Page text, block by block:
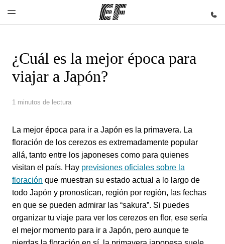
Inicio
Bienvenido
Programas
Ver todo lo
Oficinas
Encuentra
¿Cuál es la mejor época para
viajar a Japón?
1 minutos de lectura
La mejor época para ir a Japón es la primavera. La
floración de los cerezos es extremadamente popular
allá, tanto entre los japoneses como para quienes
visitan el país. Hay previsiones oficiales sobre la
floración que muestran su estado actual a lo largo de
todo Japón y pronostican, región por región, las fechas
en que se pueden admirar las “sakura”. Si puedes
organizar tu viaje para ver los cerezos en flor, ese sería
el mejor momento para ir a Japón, pero aunque te